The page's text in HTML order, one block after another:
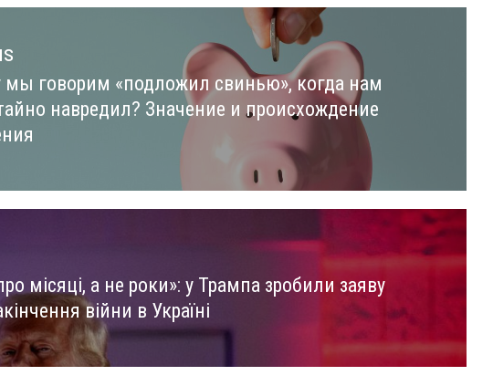
мы говорим «подложил свинью», когда нам
навредил? Значение и происхождение
місяці, а не роки»: у Трампа зробили заяву
війни в Україні